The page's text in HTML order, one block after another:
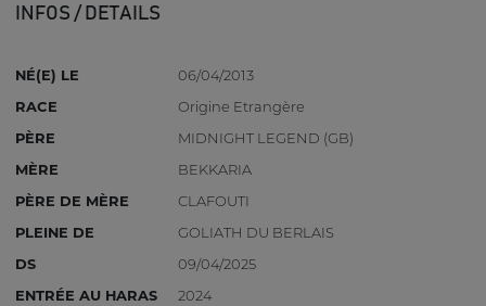
INFOS / DETAILS
NÉ(E) LE
06/04/2013
RACE
Origine Etrangère
PÈRE
MIDNIGHT LEGEND (GB)
MÈRE
BEKKARIA
PÈRE DE MÈRE
CLAFOUTI
PLEINE DE
GOLIATH DU BERLAIS
DS
09/04/2025
ENTRÉE AU HARAS
2024